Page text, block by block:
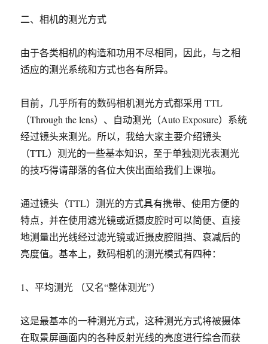
二、相机的测光方式
由于各类相机的构造和功用不尽相同，因此，与之相
适应的测光系统和方式也各有所异。
目前，几乎所有的数码相机测光方式都采用 TTL
（Through the lens）、自动测光（Auto Exposure）系统
经过镜头来测光。所以，我给大家主要介绍镜头
（TTL）测光的一些基本知识，至于单独测光表测光
的技巧得请部落的各位大侠出面给我们上课啦。
通过镜头（TTL）测光的方式具有携带、使用方便的
特点，并在使用滤光镜或近摄皮腔时可以简便、直接
地测量出光线经过滤光镜或近摄皮腔阻挡、衰减后的
亮度值。基本上，数码相机的测光模式有四种：
1、平均测光 （又名“整体测光”）
这是最基本的一种测光方式，这种测光方式将被摄体
在取景屏画面内的各种反射光线的亮度进行综合而获